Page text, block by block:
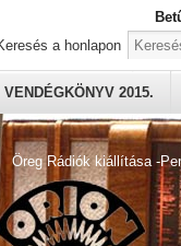
Öreg Rádiók kiállítása -
VENDÉGKÖNYV 2015.
a honlapon